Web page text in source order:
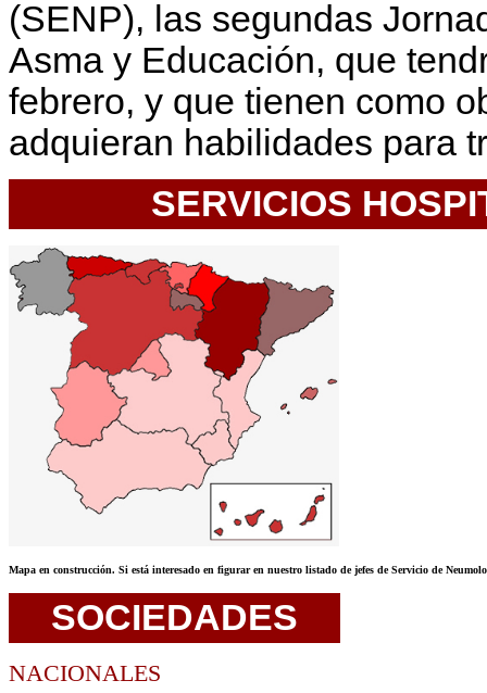
(SENP), las segundas
Asma y Educación, que
febrero, y que tienen como
adquieran habilidades para
SERVICIOS
Mapa en construcción. Si está interesado en figurar en nuestro listado de jefes de Servicio de
SOCIEDADES
NACIONALES